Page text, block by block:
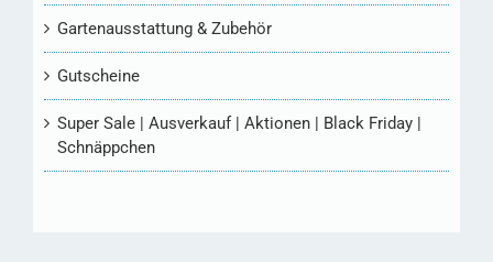
Gartenausstattung & Zubehör
Gutscheine
Super Sale | Ausverkauf | Aktionen | Black Friday |
Schnäppchen